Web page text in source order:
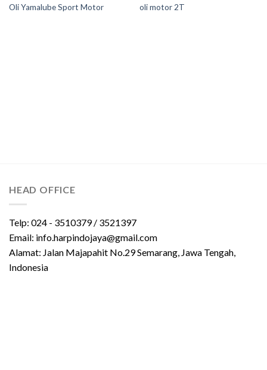
Oli Yamalube Sport Motor oli motor 2T
HEAD OFFICE
Telp: 024 - 3510379 / 3521397
Email: info.harpindojaya@gmail.com
Alamat: Jalan Majapahit No.29 Semarang, Jawa Tengah,
Indonesia